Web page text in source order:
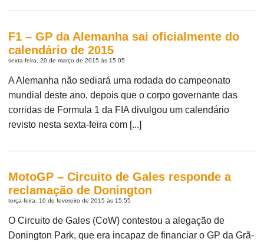
F1 – GP da Alemanha sai oficialmente do
calendário de 2015
sexta-feira, 20 de março de 2015 às 15:05
A Alemanha não sediará uma rodada do campeonato
mundial deste ano, depois que o corpo governante das
corridas de Formula 1 da FIA divulgou um calendário
revisto nesta sexta-feira com [...]
MotoGP – Circuito de Gales responde a
reclamação de Donington
terça-feira, 10 de fevereiro de 2015 às 15:55
O Circuito de Gales (CoW) contestou a alegação de
Donington Park, que era incapaz de financiar o GP da Grã-